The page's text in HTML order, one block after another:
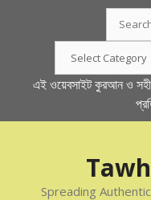
for:
এই ওয়েবসাইট কুরআন ও
Spreading